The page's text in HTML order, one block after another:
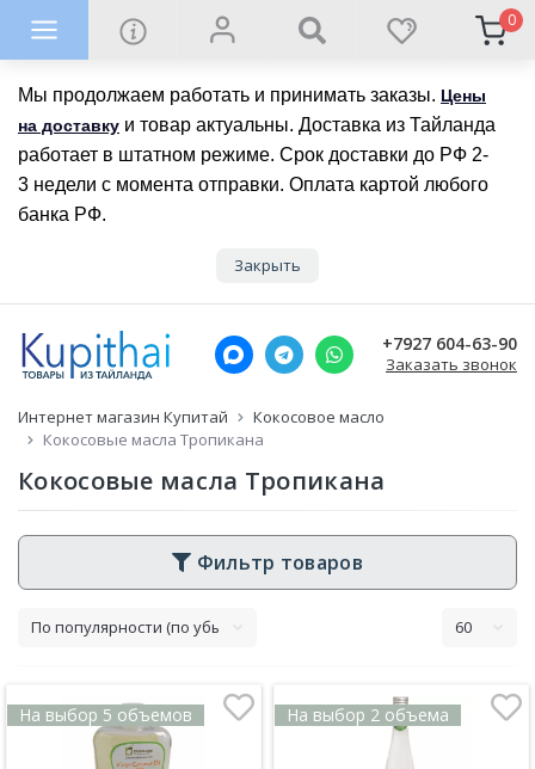
Мы продолжаем работать и принимать заказы. Цены
на доставку и товар актуальны. Доставка из Тайланда
работает в штатном режиме. Срок доставки до РФ 2-
3 недели с момента отправки. Оплата картой любого
банка РФ.
Закрыть
0
+7927 604-63-90
Заказать звонок
Интернет магазин Купитай
Кокосовое масло
Кокосовые масла Тропикана
Кокосовые масла Тропикана
Фильтр товаров
На выбор 5 объемов На выбор 2 объема